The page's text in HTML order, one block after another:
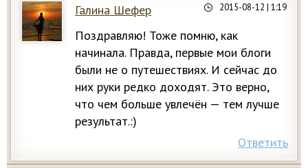
Галина Шефер 2015-08-12 | 1:19
Поздравляю! Тоже помню, как
начинала. Правда, первые мои блоги
были не о путешествиях. И сейчас до
них руки редко доходят. Это верно,
что чем больше увлечён — тем лучше
результат.:)
Ответить